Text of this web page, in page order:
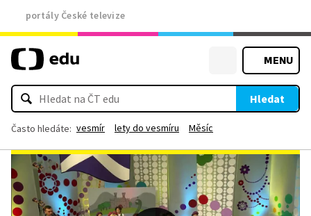
portály České televize
MENU
Hledat
Často hledáte: vesmír lety do vesmíru Měsíc